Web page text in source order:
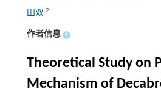
田双 2
作者信息 +
Theoretical Study on
Mechanism of